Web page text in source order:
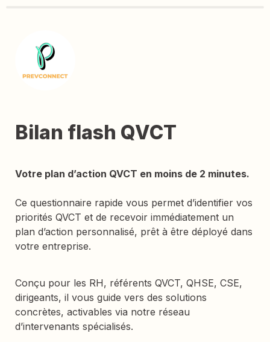
Bilan flash QVCT
Votre plan d’action QVCT en moins de 2 minutes.
Ce questionnaire rapide vous permet d’identifier vos
priorités QVCT et de recevoir immédiatement un
plan d’action personnalisé, prêt à être déployé dans
votre entreprise.
Conçu pour les RH, référents QVCT, QHSE, CSE,
dirigeants, il vous guide vers des solutions
concrètes, activables via notre réseau
d’intervenants spécialisés.